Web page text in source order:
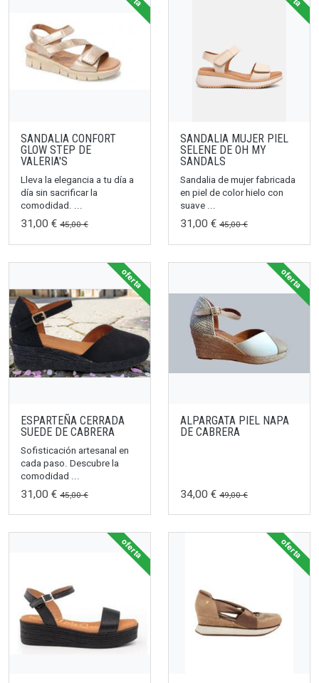
SANDALIA CONFORT
GLOW STEP DE
VALERIA'S
Lleva la elegancia a tu día a
día sin sacrificar la
comodidad. ...
31,00 € 45,00 €
SANDALIA MUJER PIEL
SELENE DE OH MY
SANDALS
Sandalia de mujer fabricada
en piel de color hielo con
suave ...
31,00 € 45,00 €
ESPARTEÑA CERRADA
SUEDE DE CABRERA
Sofisticación artesanal en
cada paso. Descubre la
comodidad ...
31,00 € 45,00 €
oferta
ALPARGATA PIEL NAPA
DE CABRERA
34,00 € 49,00 €
oferta
oferta oferta